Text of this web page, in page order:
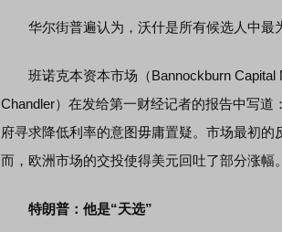
华尔街普遍认为，沃什是所有候选人中最
班诺克本资本市场（Bannockburn Capital
Chandler）在发给第一财经记者的报告中写道
府寻求降低利率的意图毋庸置疑。市场最初
而，欧洲市场的交投使得美元回吐了部分涨幅
特朗普：他是“天选”